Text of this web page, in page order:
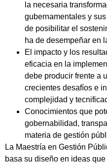
la necesaria
gubernamentales y
de posibilitar el
ha de desempeñar en
El impacto y los
eficacia en la
debe producir frente a
crecientes desafíos e
complejidad y
Conocimientos que
gobernabilidad,
materia de gestión
La Maestría en Gestión
basa su diseño en ideas